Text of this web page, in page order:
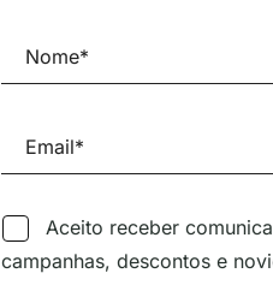
Aceito receber
campanhas, descontos e